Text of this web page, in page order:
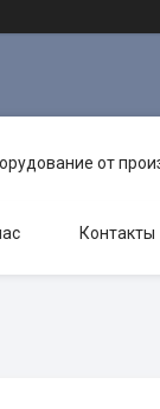
от
Контакты